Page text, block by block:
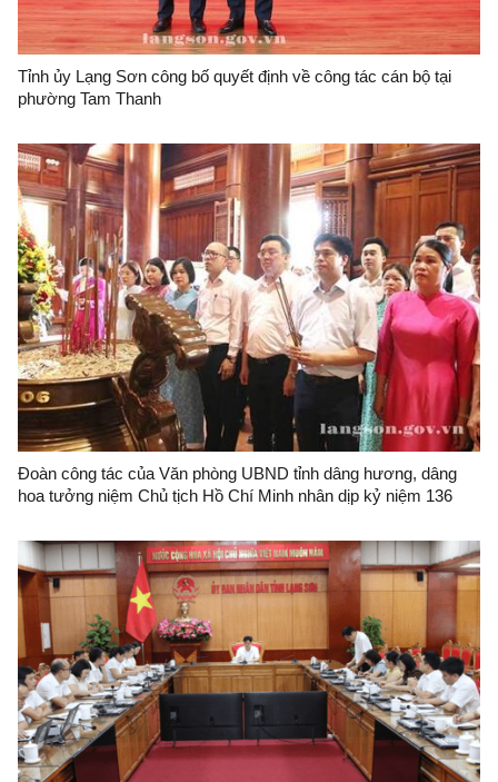
Tỉnh ủy Lạng Sơn công bố quyết định về công tác cán bộ tại
phường Tam Thanh
Đoàn công tác của Văn phòng UBND tỉnh dâng hương, dâng
hoa tưởng niệm Chủ tịch Hồ Chí Minh nhân dịp kỷ niệm 136